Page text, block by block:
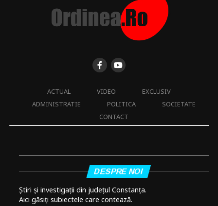
ACTUAL VIDEO
EXCLUSIV
ADMINISTRATIE
POLITICA
SOCIETATE
CONTACT
DESPRE NOI
Știri și investigații din județul Constanța.
Aici găsiți subiectele care contează.